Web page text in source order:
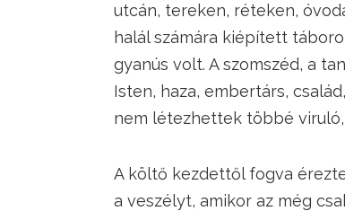
utcán, tereken, réteken,
halál számára kiépített
gyanús volt. A szomszéd, a
Isten, haza, embertárs,
nem létezhettek többé
A költő kezdettől fogva
a veszélyt, amikor az még